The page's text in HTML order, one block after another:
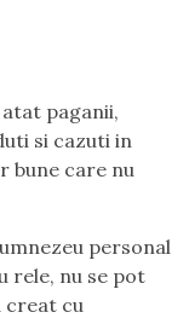
paganii,
si cazuti in
bune care nu
personal
rele, nu se pot
creat cu